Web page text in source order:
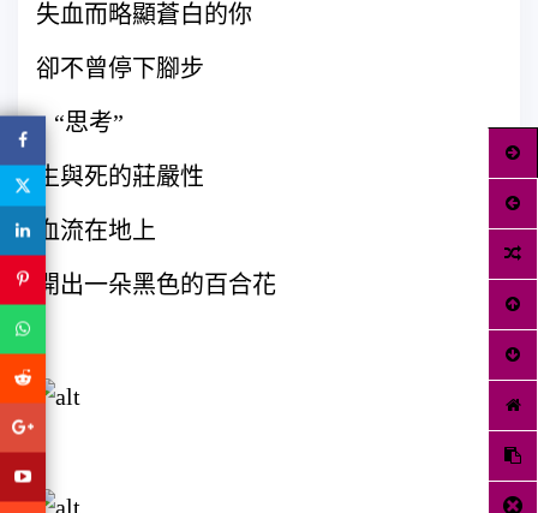
失血而略顯蒼白的你
卻不曾停下腳步
“思考”
生與死的莊嚴性
血流在地上
開出一朵黑色的百合花